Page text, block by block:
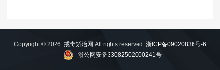
Copyright © 2026. 戒毒矫治网 All rights reserved. 浙ICP备09020836号-6
浙公网安备33082502000241号